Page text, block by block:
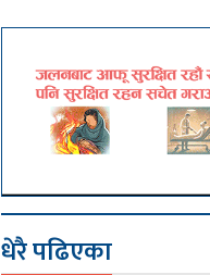
धेरै पढिएका